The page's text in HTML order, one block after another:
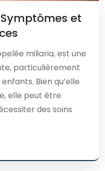
et
miliaria, est une
particulièrement
Bien qu’elle
elle peut être
des soins